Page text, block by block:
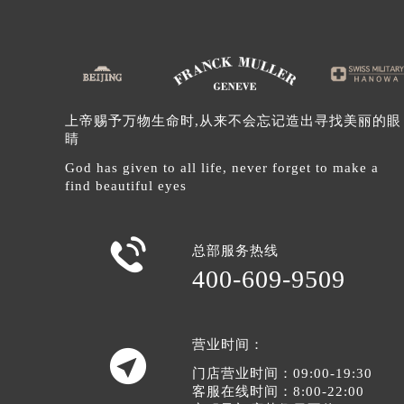
北京市东城区东长安街1号王府井东
河北省保定市竞秀区朝阳北大街北
内蒙古自治区阿拉善盟市左旗土尔
内蒙古自治区包头市青山区幸福路甲
内蒙古自治区赤峰市红山区哈达街法
内蒙古自治区乌海市海勃湾区人民
内蒙古自治区锡林郭勒盟市锡林浩
内蒙古自治区兴安盟市乌兰浩特市
山西省大同市平城区迎宾街法穆兰售
上帝赐予万物生命时,从来不会忘记造出寻找美丽的眼
睛
God has given to all life, never forget to make a
find beautiful eyes
 总部服务热线
400-609-9509

营业时间：
门店营业时间：09:00-19:30
客服在线时间：8:00-22:00